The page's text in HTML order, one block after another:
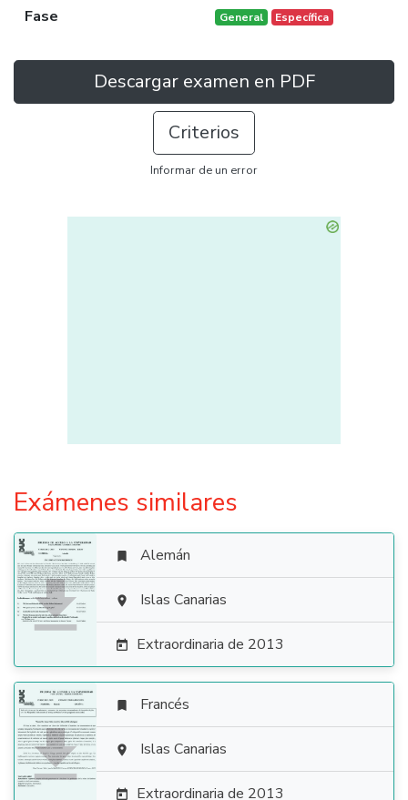
Fase General Específica
Descargar examen en PDF
Criterios
Informar de un error
Exámenes similares

 Alemán
 Islas Canarias
 Extraordinaria de 2013

 Francés
 Islas Canarias
 Extraordinaria de 2013